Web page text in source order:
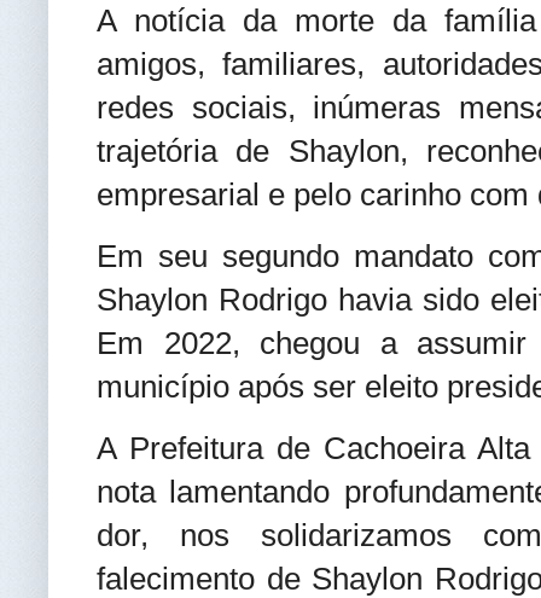
A notícia da morte da
amigos, familiares,
redes sociais, inúmeras
trajetória de Shaylon,
empresarial e pelo carinho
Em seu segundo mandato
Shaylon Rodrigo havia sido
Em 2022, chegou a
município após ser eleito
A Prefeitura de Cachoeira
nota lamentando
dor, nos solidarizamos
falecimento de Shaylon